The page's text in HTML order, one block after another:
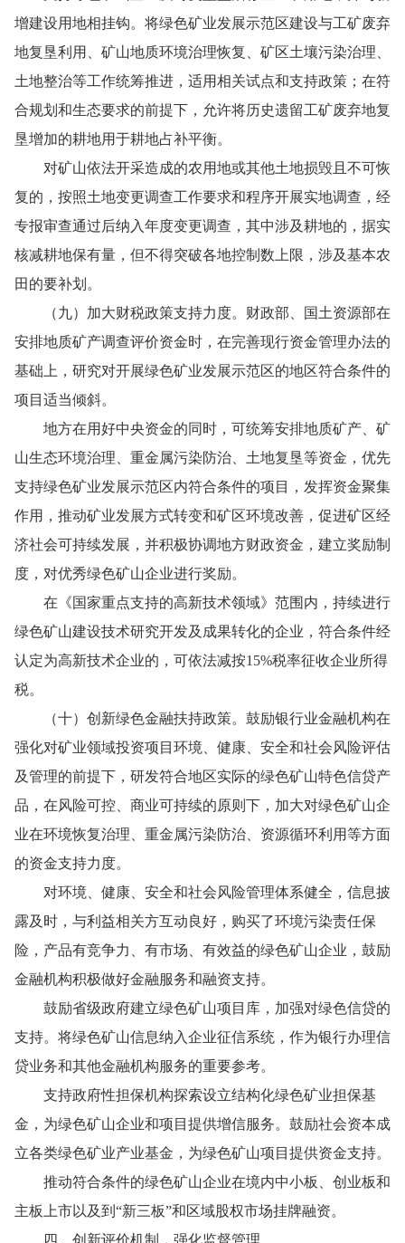
增建设用地相挂钩。将绿色矿业发展示范区建设与工矿废弃
地复垦利用、矿山地质环境治理恢复、矿区土壤污染治理、
土地整治等工作统筹推进，适用相关试点和支持政策；在符
合规划和生态要求的前提下，允许将历史遗留工矿废弃地复
垦增加的耕地用于耕地占补平衡。
对矿山依法开采造成的农用地或其他土地损毁且不可恢
复的，按照土地变更调查工作要求和程序开展实地调查，经
专报审查通过后纳入年度变更调查，其中涉及耕地的，据实
核减耕地保有量，但不得突破各地控制数上限，涉及基本农
田的要补划。
（九）加大财税政策支持力度。财政部、国土资源部在
安排地质矿产调查评价资金时，在完善现行资金管理办法的
基础上，研究对开展绿色矿业发展示范区的地区符合条件的
项目适当倾斜。
地方在用好中央资金的同时，可统筹安排地质矿产、矿
山生态环境治理、重金属污染防治、土地复垦等资金，优先
支持绿色矿业发展示范区内符合条件的项目，发挥资金聚集
作用，推动矿业发展方式转变和矿区环境改善，促进矿区经
济社会可持续发展，并积极协调地方财政资金，建立奖励制
度，对优秀绿色矿山企业进行奖励。
在《国家重点支持的高新技术领域》范围内，持续进行
绿色矿山建设技术研究开发及成果转化的企业，符合条件经
认定为高新技术企业的，可依法减按15%税率征收企业所得
税。
（十）创新绿色金融扶持政策。鼓励银行业金融机构在
强化对矿业领域投资项目环境、健康、安全和社会风险评估
及管理的前提下，研发符合地区实际的绿色矿山特色信贷产
品，在风险可控、商业可持续的原则下，加大对绿色矿山企
业在环境恢复治理、重金属污染防治、资源循环利用等方面
的资金支持力度。
对环境、健康、安全和社会风险管理体系健全，信息披
露及时，与利益相关方互动良好，购买了环境污染责任保
险，产品有竞争力、有市场、有效益的绿色矿山企业，鼓励
金融机构积极做好金融服务和融资支持。
鼓励省级政府建立绿色矿山项目库，加强对绿色信贷的
支持。将绿色矿山信息纳入企业征信系统，作为银行办理信
贷业务和其他金融机构服务的重要参考。
支持政府性担保机构探索设立结构化绿色矿业担保基
金，为绿色矿山企业和项目提供增信服务。鼓励社会资本成
立各类绿色矿业产业基金，为绿色矿山项目提供资金支持。
推动符合条件的绿色矿山企业在境内中小板、创业板和
主板上市以及到“新三板”和区域股权市场挂牌融资。
四、创新评价机制，强化监督管理